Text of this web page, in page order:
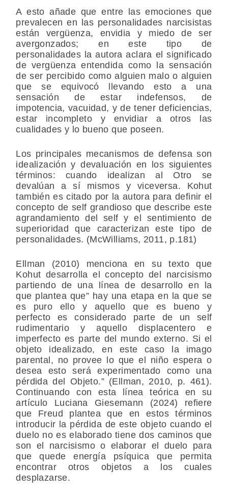
A esto añade que entre las emociones que
prevalecen en las personalidades narcisistas
están vergüenza, envidia y miedo de ser
avergonzados; en este tipo de
personalidades la autora aclara el significado
de vergüenza entendida como la sensación
de ser percibido como alguien malo o alguien
que se equivocó llevando esto a una
sensación de estar indefensos, de
impotencia, vacuidad, y de tener deficiencias,
estar incompleto y envidiar a otros las
cualidades y lo bueno que poseen.
Los principales mecanismos de defensa son
idealización y devaluación en los siguientes
términos: cuando idealizan al Otro se
devalúan a sí mismos y viceversa. Kohut
también es citado por la autora para definir el
concepto de self grandioso que describe este
agrandamiento del self y el sentimiento de
superioridad que caracterizan este tipo de
personalidades. (McWilliams, 2011, p.181)
Ellman (2010) menciona en su texto que
Kohut desarrolla el concepto del narcisismo
partiendo de una línea de desarrollo en la
que plantea que” hay una etapa en la que se
es puro ello y aquello que es bueno y
perfecto es considerado parte de un self
rudimentario y aquello displacentero e
imperfecto es parte del mundo externo. Si el
objeto idealizado, en este caso la imago
parental, no provee lo que el niño espera o
desea esto será experimentado como una
pérdida del Objeto.” (Ellman, 2010, p. 461).
Continuando con esta línea teórica en su
artículo Luciana Giesemann (2024) refiere
que Freud plantea que en estos términos
introducir la pérdida de este objeto cuando el
duelo no es elaborado tiene dos caminos que
son el narcisismo o elaborar el duelo para
que quede energía psíquica que permita
encontrar otros objetos a los cuales
desplazarse.